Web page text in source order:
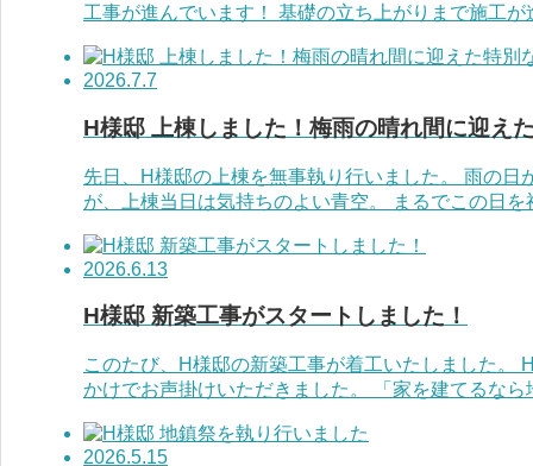
工事が進んでいます！ 基礎の立ち上がりまで施工
2026.7.7
H様邸 上棟しました！梅雨の晴れ間に迎え
先日、H様邸の上棟を無事執り行いました。 雨の日
が、上棟当日は気持ちのよい青空。 まるでこの日
2026.6.13
H様邸 新築工事がスタートしました！
このたび、H様邸の新築工事が着工いたしました。
かけでお声掛けいただきました。 「家を建てるなら
2026.5.15